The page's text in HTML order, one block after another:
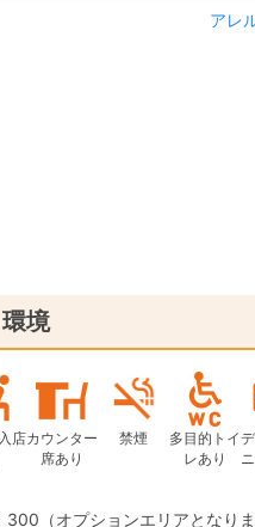
アレ
境
店カウンター
席あり
禁煙
多目的トイ
レあり
300（オプションエリアとなり